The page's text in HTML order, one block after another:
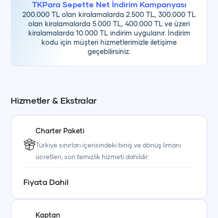
TKPara Sepette Net İndirim Kampanyası
200.000 TL olan kiralamalarda 2.500 TL, 300.000 TL
olan kiralamalarda 5.000 TL, 400.000 TL ve üzeri
kiralamalarda 10.000 TL indirim uygulanır. İndirim
kodu için müşteri hizmetlerimizle iletişime
geçebilirsiniz.
Hizmetler & Ekstralar
Charter Paketi
Türkiye sınırları içerisindeki biniş ve dönüş limanı
ücretleri, son temizlik hizmeti dahildir.
Fiyata Dahil
Kaptan